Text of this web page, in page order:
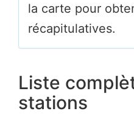
la carte pour
récapitulatives.
Liste
stations